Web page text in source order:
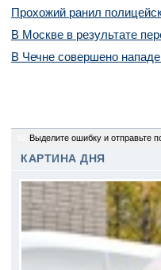
Прохожий ранил
В Москве в результате
В Чечне совершено
Выделите ошибку и отправьте
КАРТИНА ДНЯ